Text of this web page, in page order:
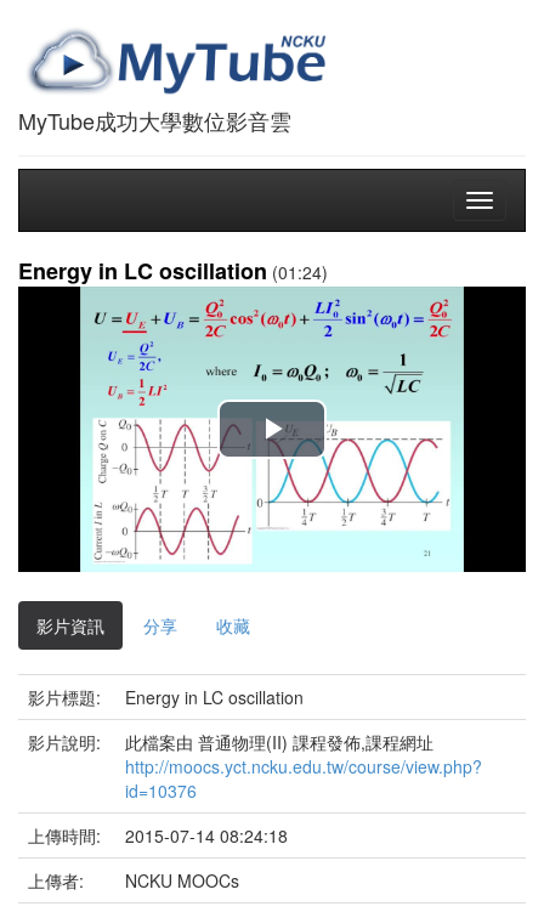
MyTube成功大學數位影音雲
Toggle
Energy in LC oscillation (01:24)
播
放
影
影片資訊 分享 收藏
影片標題:
Energy in LC oscillation
影片說明:
此檔案由 普通物理(II) 課程發佈,課程網址
http://moocs.yct.ncku.edu.tw/course/view.php?
id=10376
上傳時間:
2015-07-14 08:24:18
上傳者:
NCKU MOOCs